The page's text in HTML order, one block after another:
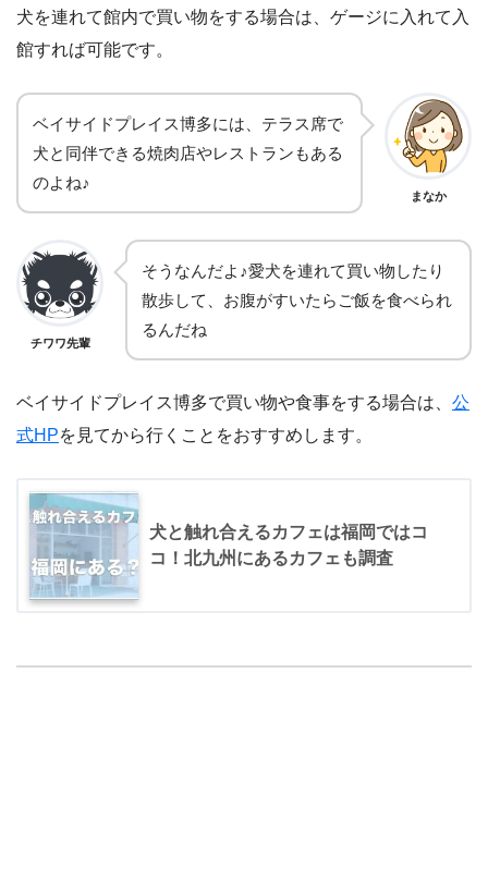
犬を連れて館内で買い物をする場合は、ゲージに入れて入
館すれば可能です。
ベイサイドプレイス博多には、テラス席で
犬と同伴できる焼肉店やレストランもある
のよね♪
まなか
チワワ先輩
そうなんだよ♪愛犬を連れて買い物したり
散歩して、お腹がすいたらご飯を食べられ
るんだね
ベイサイドプレイス博多で買い物や食事をする場合は、 公
式HPを見てから行くことをおすすめします。
犬と触れ合えるカフェは福岡ではコ
コ！北九州にあるカフェも調査